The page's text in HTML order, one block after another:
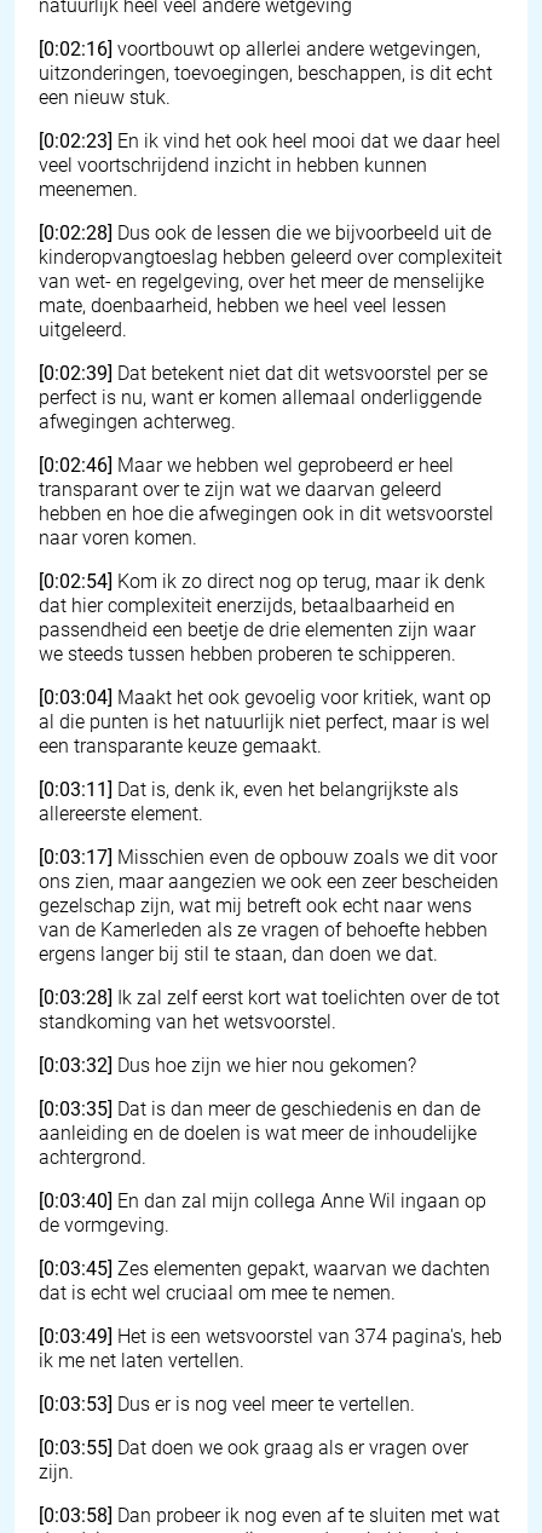
natuurlijk heel veel andere wetgeving
[0:02:16] voortbouwt op allerlei andere wetgevingen,
uitzonderingen, toevoegingen, beschappen, is dit echt
een nieuw stuk.
[0:02:23] En ik vind het ook heel mooi dat we daar heel
veel voortschrijdend inzicht in hebben kunnen
meenemen.
[0:02:28] Dus ook de lessen die we bijvoorbeeld uit de
kinderopvangtoeslag hebben geleerd over complexiteit
van wet- en regelgeving, over het meer de menselijke
mate, doenbaarheid, hebben we heel veel lessen
uitgeleerd.
[0:02:39] Dat betekent niet dat dit wetsvoorstel per se
perfect is nu, want er komen allemaal onderliggende
afwegingen achterweg.
[0:02:46] Maar we hebben wel geprobeerd er heel
transparant over te zijn wat we daarvan geleerd
hebben en hoe die afwegingen ook in dit wetsvoorstel
naar voren komen.
[0:02:54] Kom ik zo direct nog op terug, maar ik denk
dat hier complexiteit enerzijds, betaalbaarheid en
passendheid een beetje de drie elementen zijn waar
we steeds tussen hebben proberen te schipperen.
[0:03:04] Maakt het ook gevoelig voor kritiek, want op
al die punten is het natuurlijk niet perfect, maar is wel
een transparante keuze gemaakt.
[0:03:11] Dat is, denk ik, even het belangrijkste als
allereerste element.
[0:03:17] Misschien even de opbouw zoals we dit voor
ons zien, maar aangezien we ook een zeer bescheiden
gezelschap zijn, wat mij betreft ook echt naar wens
van de Kamerleden als ze vragen of behoefte hebben
ergens langer bij stil te staan, dan doen we dat.
[0:03:28] Ik zal zelf eerst kort wat toelichten over de tot
standkoming van het wetsvoorstel.
[0:03:32] Dus hoe zijn we hier nou gekomen?
[0:03:35] Dat is dan meer de geschiedenis en dan de
aanleiding en de doelen is wat meer de inhoudelijke
achtergrond.
[0:03:40] En dan zal mijn collega Anne Wil ingaan op
de vormgeving.
[0:03:45] Zes elementen gepakt, waarvan we dachten
dat is echt wel cruciaal om mee te nemen.
[0:03:49] Het is een wetsvoorstel van 374 pagina's, heb
ik me net laten vertellen.
[0:03:53] Dus er is nog veel meer te vertellen.
[0:03:55] Dat doen we ook graag als er vragen over
zijn.
[0:03:58] Dan probeer ik nog even af te sluiten met wat